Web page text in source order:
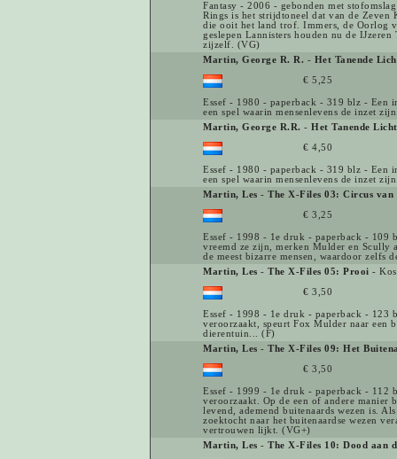
Fantasy - 2006 - gebonden met
Rings is het strijdtoneel dat van de
die ooit het land trof. Immers, de Oorlog
geslepen Lannisters houden nu de
zijzelf. (VG)
Martin, George R. R. - Het Tanende
€ 5,25
Essef - 1980 - paperback - 319 blz - Een
een spel waarin mensenlevens de inzet
Martin, George R.R. - Het Tanende Licht
€ 4,50
Essef - 1980 - paperback - 319 blz - Een
een spel waarin mensenlevens de inzet
Martin, Les - The X-Files 03: Circus van
€ 3,25
Essef - 1998 - 1e druk - paperback - 109
vreemd ze zijn, merken Mulder en Scully
de meest bizarre mensen, waardoor zelfs
Martin, Les - The X-Files 05: Prooi -
€ 3,50
Essef - 1998 - 1e druk - paperback - 123
veroorzaakt, speurt Fox Mulder naar een
dierentuin... (F)
Martin, Les - The X-Files 09: Het
€ 3,50
Essef - 1999 - 1e druk - paperback - 112
veroorzaakt. Op de een of andere manier
levend, ademend buitenaards wezen is.
zoektocht naar het buitenaardse wezen
vertrouwen lijkt. (VG+)
Martin, Les - The X-Files 10: Dood aan